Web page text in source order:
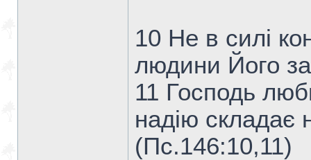
10 Не в силі
людини Його
11 Господь
надію складає
(Пс.146:10,11)